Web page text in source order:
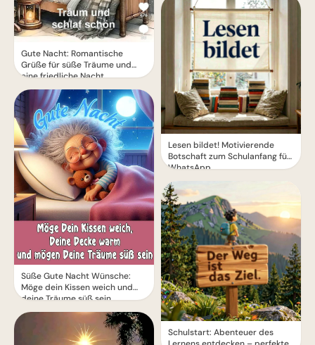
Gute Nacht: Romantische
Grüße für süße Träume und
eine friedliche Nacht
Süße Gute Nacht Wünsche:
Möge dein Kissen weich und
deine Träume süß sein
Lesen bildet! Motivierende
Botschaft zum Schulanfang für
WhatsApp
Schulstart: Abenteuer des